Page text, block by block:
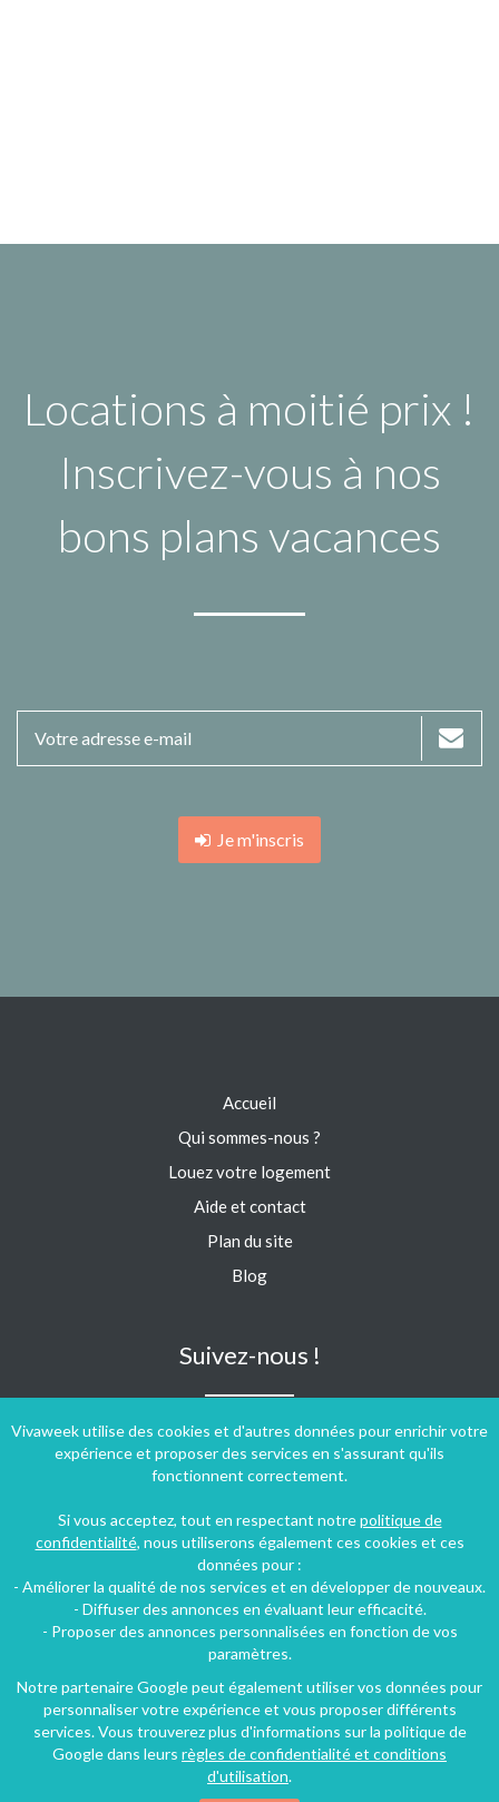
Locations à moitié prix !
Inscrivez-vous à nos
bons plans vacances
Je m'inscris
Vivaweek utilise des cookies et d'autres données pour enrichir votre
expérience et proposer des services en s'assurant qu'ils
fonctionnent correctement.
Si vous acceptez, tout en respectant notrepolitique de
confidentialité, nous utiliserons également ces cookies et ces
données pour :
- Améliorer la qualité de nos services et en développer de nouveaux.
- Diffuser des annonces en évaluant leur efficacité.
- Proposer des annonces personnalisées en fonction de vos
paramètres.
Notre partenaire Google peut également utiliser vos données pour
personnaliser votre expérience et vous proposer différents
services. Vous trouverez plus d'informations sur la politique de
Google dans leurs règles de confidentialité et conditions
d'utilisation.
Accueil
Qui sommes-nous ?
Louez votre logement
Aide et contact
Plan du site
Blog
Suivez-nous !
Conditions générales d'utilisation- Politique de confidentialité
Copyright © 2009 ‐ 2026 Vivaweek ‐ Tous droits réservés ‐
Dernière mise à jour du site : 08 août 2026